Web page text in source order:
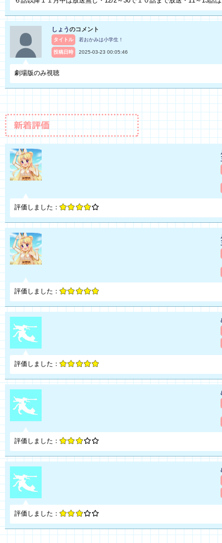
しょうのコメント
タイトル 若おかみは小学生！
投稿日時 2025-03-23 00:05:46
劇場版のみ視聴
評価しました：
評価しました：
評価しました：
評価しました：
評価しました：